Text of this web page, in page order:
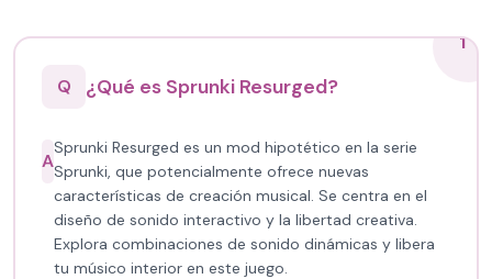
1
Q
¿Qué es Sprunki Resurged?
A
Sprunki Resurged es un mod hipotético en la serie
Sprunki, que potencialmente ofrece nuevas
características de creación musical. Se centra en el
diseño de sonido interactivo y la libertad creativa.
Explora combinaciones de sonido dinámicas y libera
tu músico interior en este juego.